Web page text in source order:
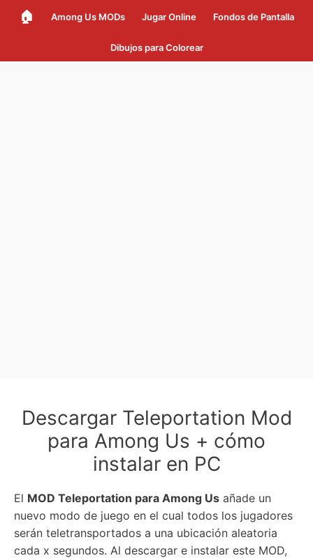
🏠 Among Us MODs Jugar Online Fondos de Pantalla
Dibujos para Colorear
Descargar Teleportation Mod
para Among Us + cómo
instalar en PC
El MOD Teleportation para Among Us añade un
nuevo modo de juego en el cual todos los jugadores
serán teletransportados a una ubicación aleatoria
cada x segundos. Al descargar e instalar este MOD,